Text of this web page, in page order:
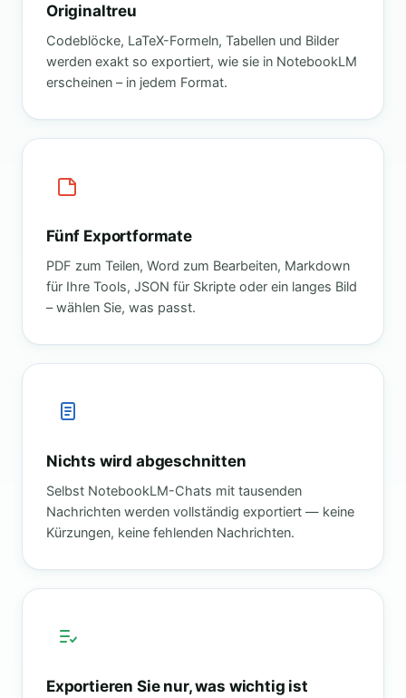
Originaltreu
Codeblöcke, LaTeX-Formeln, Tabellen und Bilder
werden exakt so exportiert, wie sie in NotebookLM
erscheinen – in jedem Format.
Fünf Exportformate
PDF zum Teilen, Word zum Bearbeiten, Markdown
für Ihre Tools, JSON für Skripte oder ein langes Bild
– wählen Sie, was passt.
Nichts wird abgeschnitten
Selbst NotebookLM-Chats mit tausenden
Nachrichten werden vollständig exportiert — keine
Kürzungen, keine fehlenden Nachrichten.
Exportieren Sie nur, was wichtig ist